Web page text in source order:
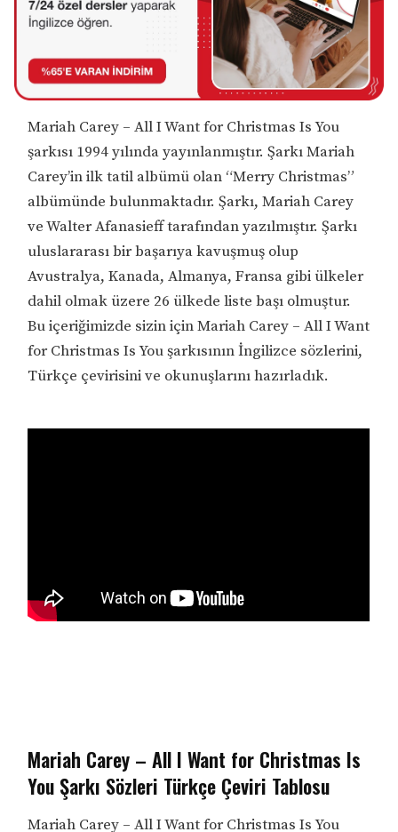
Mariah Carey – All I Want for Christmas Is You
şarkısı 1994 yılında yayınlanmıştır. Şarkı Mariah
Carey’in ilk tatil albümü olan “Merry Christmas”
albümünde bulunmaktadır. Şarkı, Mariah Carey
ve Walter Afanasieff tarafından yazılmıştır. Şarkı
uluslararası bir başarıya kavuşmuş olup
Avustralya, Kanada, Almanya, Fransa gibi ülkeler
dahil olmak üzere 26 ülkede liste başı olmuştur.
Bu içeriğimizde sizin için Mariah Carey – All I Want
for Christmas Is You şarkısının İngilizce sözlerini,
Türkçe çevirisini ve okunuşlarını hazırladık.
Mariah Carey – All I Want for Christmas Is
You Şarkı Sözleri Türkçe Çeviri Tablosu
Mariah Carey – All I Want for Christmas Is You